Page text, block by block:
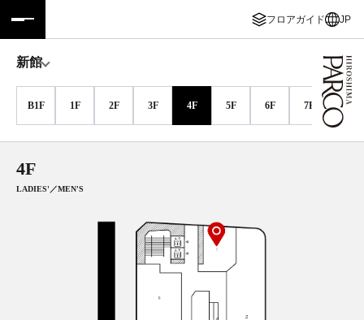
フロアガイド JP
施設案内・アクセス
イベント・ポップアップ
ニュース
繁体字
簡体字
한국어
新館
B1F 1F 2F 3F 4F 5F 6F 7F 8F
4F
LADIES'／MEN'S